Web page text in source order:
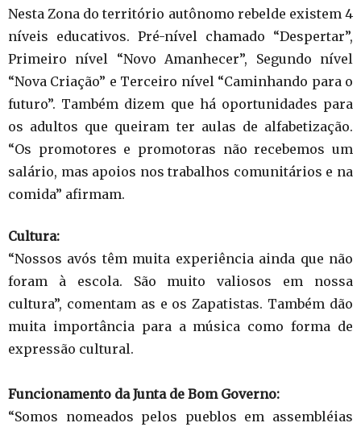
Nesta Zona do território autônomo rebelde existem 4
níveis educativos. Pré-nível chamado “Despertar”,
Primeiro nível “Novo Amanhecer”, Segundo nível
“Nova Criação” e Terceiro nível “Caminhando para o
futuro”. Também dizem que há oportunidades para
os adultos que queiram ter aulas de alfabetização.
“Os promotores e promotoras não recebemos um
salário, mas apoios nos trabalhos comunitários e na
comida” afirmam.
Cultura:
“Nossos avós têm muita experiência ainda que não
foram à escola. São muito valiosos em nossa
cultura”, comentam as e os Zapatistas. Também dão
muita importância para a música como forma de
expressão cultural.
Funcionamento da Junta de Bom Governo:
“Somos nomeados pelos pueblos em assembléias